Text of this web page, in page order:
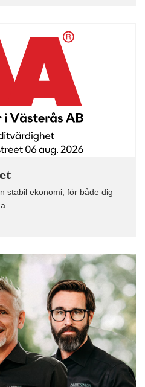
stabil ekonomi, för både dig